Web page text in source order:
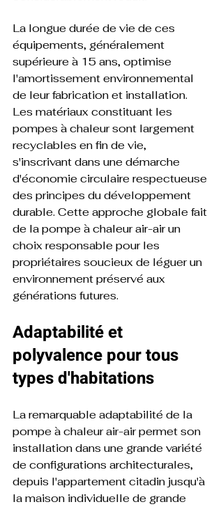
La longue durée de vie de ces
équipements, généralement
supérieure à 15 ans, optimise
l'amortissement environnemental
de leur fabrication et installation.
Les matériaux constituant les
pompes à chaleur sont largement
recyclables en fin de vie,
s'inscrivant dans une démarche
d'économie circulaire respectueuse
des principes du développement
durable. Cette approche globale fait
de la pompe à chaleur air-air un
choix responsable pour les
propriétaires soucieux de léguer un
environnement préservé aux
générations futures.
Adaptabilité et
polyvalence pour tous
types d'habitations
La remarquable adaptabilité de la
pompe à chaleur air-air permet son
installation dans une grande variété
de configurations architecturales,
depuis l'appartement citadin jusqu'à
la maison individuelle de grande